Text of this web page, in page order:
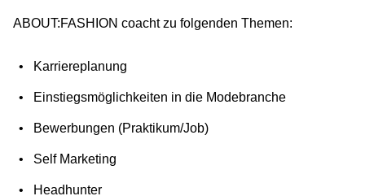
ABOUT:FASHION coacht zu folgenden Themen:
Karriereplanung
Einstiegsmöglichkeiten in die Modebranche
Bewerbungen (Praktikum/Job)
Self Marketing
Headhunter